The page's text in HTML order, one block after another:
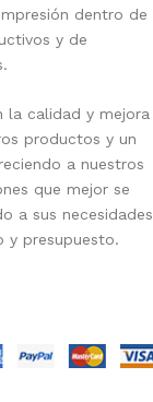
dentro de
y de
la calidad y mejora
productos y un
a nuestros
que mejor se
a sus necesidades
y presupuesto.